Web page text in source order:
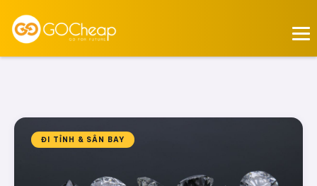
ĐI TỈNH & SÂN BAY